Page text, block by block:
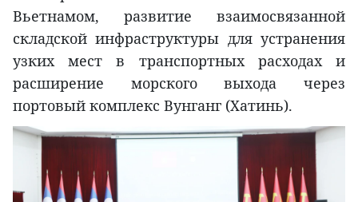
Вьетнамом, развитие взаимосвязанной
складской инфраструктуры для устранения
узких мест в транспортных расходах и
расширение морского выхода через
портовый комплекс Вунганг (Хатинь).